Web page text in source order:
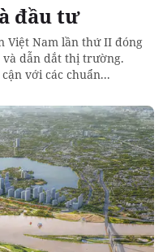
đầu tư
Việt Nam lần thứ II đóng
dẫn dắt thị trường.
với các chuẩn...